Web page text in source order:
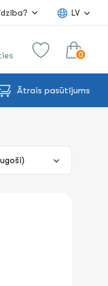
LV
0
Ātrais pasūtījums